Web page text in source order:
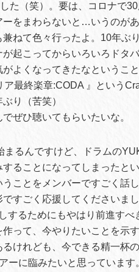
た（笑）。要は、コロナで
をまわらないと…いうのがあ
ねて色々行ったよ。10年ぶ
起こってからいろいろドタ
よくなってきたなというこ
最終楽章:CODA 』という
り（苦笑）
ぜひ聴いてもらいたいな。
るんですけど、ドラムの
ることになってしまったと
ことをメンバーですごく話
すごく応援してくださいまし
するためにもやはり前進すべ
って、今やりたいことを示
けれども、今できる精一杯
ーに臨みたいと思っています